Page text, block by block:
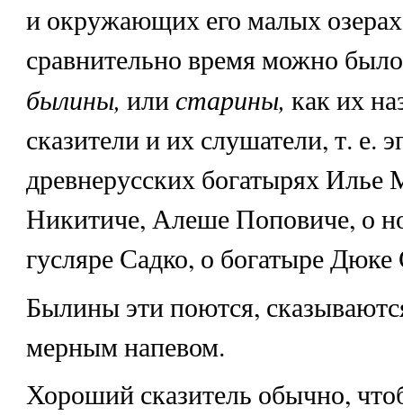
и окружающих его малых
сравнительно время можно
былины, или старины, как их
сказители и их слушатели, т. е.
древнерусских богатырях
Никитиче, Алеше Поповиче, о
гусляре Садко, о богатыре Дюке
Былины эти поются,
мерным напевом.
Хороший сказитель обычно,